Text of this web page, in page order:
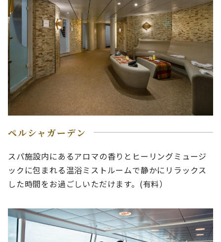
ペルシャガーデン
スパ施設内にあるアロマの香りとヒーリングミュージ
ックに包まれる温浴ミストルームで静かにリラックス
した時間をお過ごしいただけます。(有料）